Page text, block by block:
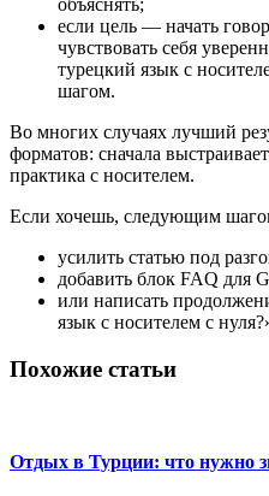
если цель — начать
чувствовать себя
турецкий язык с
шагом.
Во многих случаях лучший
форматов: сначала
практика с носителем.
Если хочешь, следующим
усилить статью под
добавить блок FAQ для
или написать
язык с носителем с
Похожие статьи
Отдых в Турции: что нужно